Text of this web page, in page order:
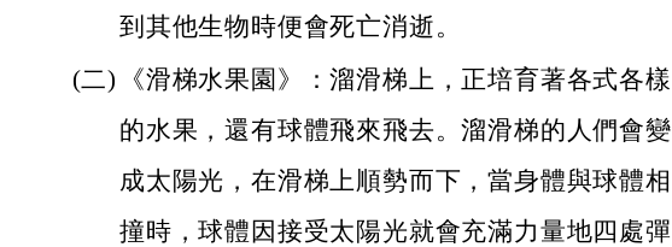
到其他生物時便會死亡消逝。
(二)
《滑梯水果園》：溜滑梯上，正培育著各式各樣
的水果，還有球體飛來飛去。溜滑梯的人們會變
成太陽光，在滑梯上順勢而下，當身體與球體相
撞時，球體因接受太陽光就會充滿力量地四處彈